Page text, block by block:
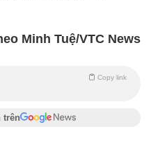
Minh Tuệ/VTC News
Copy link
trên